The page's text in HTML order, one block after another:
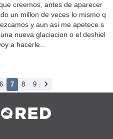
creemos, antes de aparecer
un millon de veces lo mismo q
y aun asi me apetece s
nueva glaciacion o el deshiel
a hacerle...
6 7 8 9